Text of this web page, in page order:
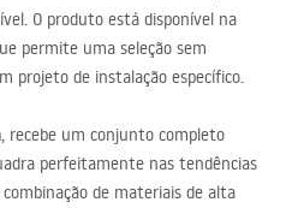
O produto está disponível na
permite uma seleção sem
projeto de instalação específico.
, recebe um conjunto completo
perfeitamente nas tendências
de materiais de alta